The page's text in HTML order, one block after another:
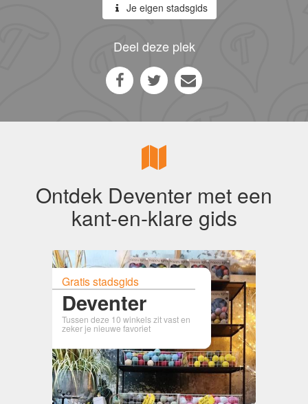
Je eigen stadsgids
Deel deze plek
Ontdek Deventer met een
kant-en-klare gids
Gratis stadsgids
Deventer
Tussen deze 10 winkels zit vast en
zeker je nieuwe favoriet